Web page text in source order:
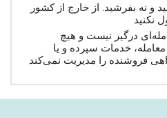
و نه بفرشید. از خارج از کشور
نکنید
درگیر نیست و هیچ
خدمات سپرده و یا
فروشنده را مدیریت نمی‌کند